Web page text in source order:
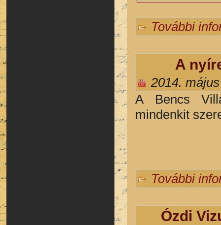
További
A
2014.
A Bencs
mindenkit
További
Ózdi